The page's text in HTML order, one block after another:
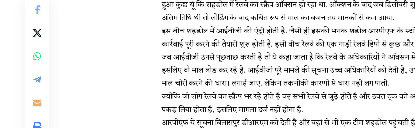
हुआ कुछ यूं कि शहडोल में रेलवे का स्क्रैप ऑक्सन हो रहा था. ऑक्शन के बाद जब डिलीवरी
अंतिम तिथि थी तो लोडिंग के बाद कथित रूप से माल का वजन तय मानकों से कम आया.
इस बीच शहडोल में आईवीजी की एंट्री होती है. जैसी ही इसकी भनक शडोल आरपीएफ के
कार्रवाई पूरी करने की तैयारी शुरू होती है. इसी बीच रेलवे की एक गाड़ी रेलवे डिपो से कुछ
जब आईवीजी उनसे पूछताछ करती है तो ये कहा जाता है कि रेलवे के अधिकारियों ने ऑक्सन
इसलिए वो माल लोड कर रहे है. आईवीजी पूरे मामले की सूचना उच्च अधिकारियों को देती
माल चोरी करने की धारा) लगाई जाए. लेकिन तकनीकी कारणों से धारा नहीं लग पाती.
क्योंकि जो लोग रेलवे का स्क्रैप भर रहे होते है वह सभी रेलवे से जुड़े होते है और उक्त ट्रक को
पकड़ लिया होता है, इसलिए मामला दर्ज नहीं होता है.
आरपीएफ ये सूचना बिलासपुर डीआरएम को देती है और वहां से भी एक टीम शहडोल पहुंचती